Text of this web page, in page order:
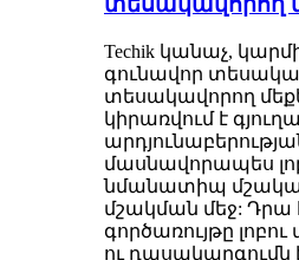
Techik կանաչ,
գունավոր
տեսակավորող
կիրառվում է
մասնավորապես
նմանատիպ
մշակման մեջ:
գործառույթը
ու դասակարգումն